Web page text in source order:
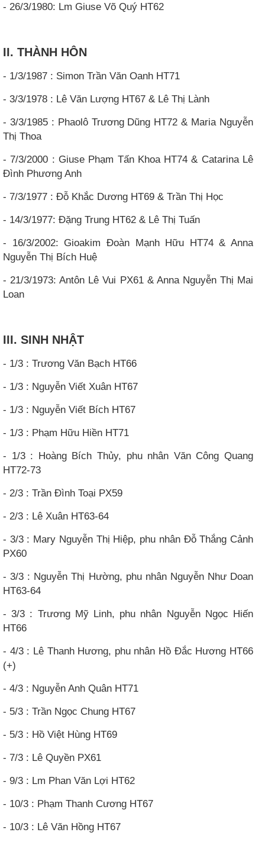
- 26/3/1980: Lm Giuse Võ Quý HT62
II. THÀNH HÔN
- 1/3/1987 : Simon Trần Văn Oanh HT71
- 3/3/1978 : Lê Văn Lượng HT67 & Lê Thị Lành
- 3/3/1985 : Phaolô Trương Dũng HT72 & Maria Nguyễn
Thị Thoa
- 7/3/2000 : Giuse Phạm Tấn Khoa HT74 & Catarina Lê
Đình Phương Anh
- 7/3/1977 : Đỗ Khắc Dương HT69 & Trần Thị Học
- 14/3/1977: Đặng Trung HT62 & Lê Thị Tuấn
- 16/3/2002: Gioakim Đoàn Mạnh Hữu HT74 & Anna
Nguyễn Thị Bích Huệ
- 21/3/1973: Antôn Lê Vui PX61 & Anna Nguyễn Thị Mai
Loan
III. SINH NHẬT
- 1/3 : Trương Văn Bạch HT66
- 1/3 : Nguyễn Viết Xuân HT67
- 1/3 : Nguyễn Viết Bích HT67
- 1/3 : Phạm Hữu Hiền HT71
- 1/3 : Hoàng Bích Thủy, phu nhân Văn Công Quang
HT72-73
- 2/3 : Trần Đình Toại PX59
- 2/3 : Lê Xuân HT63-64
- 3/3 : Mary Nguyễn Thị Hiệp, phu nhân Đỗ Thắng Cảnh
PX60
- 3/3 : Nguyễn Thị Hường, phu nhân Nguyễn Như Doan
HT63-64
- 3/3 : Trương Mỹ Linh, phu nhân Nguyễn Ngọc Hiến
HT66
- 4/3 : Lê Thanh Hương, phu nhân Hồ Đắc Hương HT66
(+)
- 4/3 : Nguyễn Anh Quân HT71
- 5/3 : Trần Ngọc Chung HT67
- 5/3 : Hồ Việt Hùng HT69
- 7/3 : Lê Quyền PX61
- 9/3 : Lm Phan Văn Lợi HT62
- 10/3 : Phạm Thanh Cương HT67
- 10/3 : Lê Văn Hồng HT67